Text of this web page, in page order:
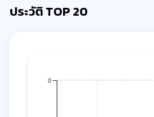
ประวัติ TOP 20
0